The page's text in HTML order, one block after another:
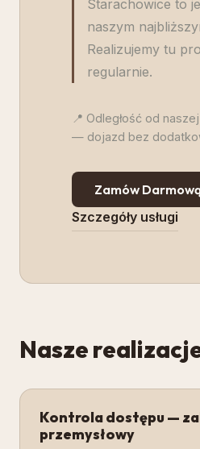
Starachowice to
naszym
Realizujemy tu
regularnie.
📍 Odległość od
— dojazd bez
Zamów
Szczegóły usługi
Nasze
Kontrola dostępu —
przemysłowy